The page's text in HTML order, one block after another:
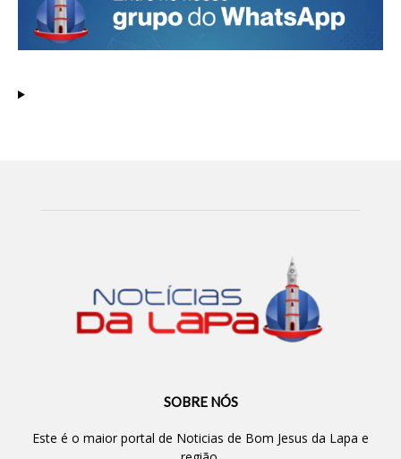
SOBRE NÓS
Este é o maior portal de Noticias de Bom Jesus da Lapa e